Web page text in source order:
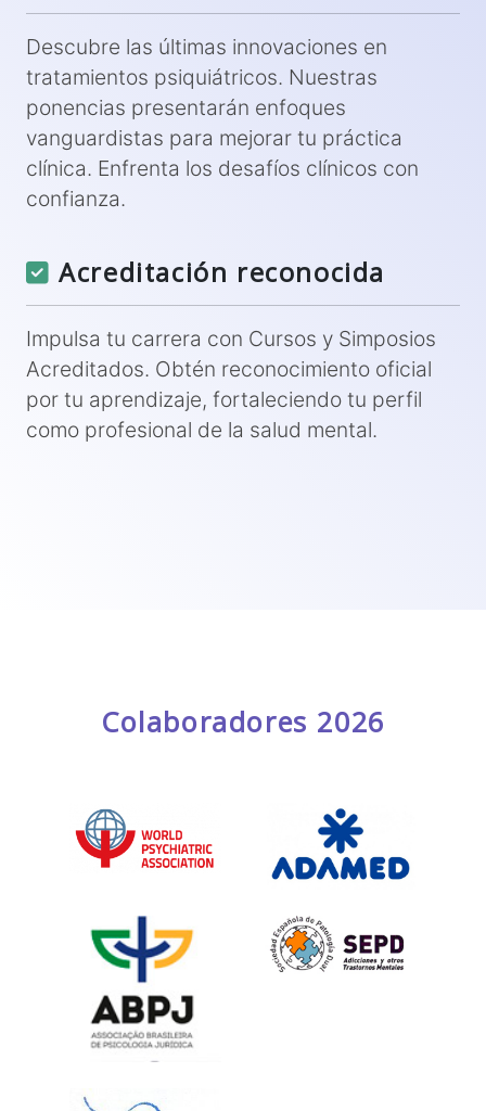
Descubre las últimas innovaciones en
tratamientos psiquiátricos. Nuestras
ponencias presentarán enfoques
vanguardistas para mejorar tu práctica
clínica. Enfrenta los desafíos clínicos con
confianza.
Acreditación reconocida
Impulsa tu carrera con Cursos y Simposios
Acreditados. Obtén reconocimiento oficial
por tu aprendizaje, fortaleciendo tu perfil
como profesional de la salud mental.
Colaboradores 2026